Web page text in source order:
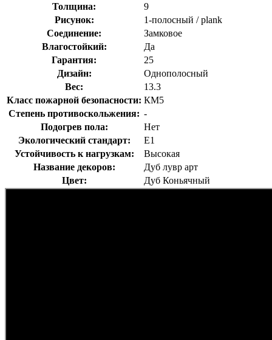
Толщина:
9
Рисунок:
1-полосный / plank
Соединение:
Замковое
Влагостойкий:
Да
Гарантия:
25
Дизайн:
Однополосный
Вес:
13.3
Класс пожарной безопасности: КМ5
Степень противоскольжения: -
Подогрев пола:
Нет
Экологический стандарт:
E1
Устойчивость к нагрузкам:
Высокая
Название декоров:
Дуб лувр арт
Цвет:
Дуб Коньячный